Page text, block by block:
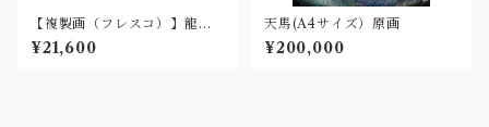
【複製画（フレスコ）】龍体
次元図(A4サイズ）パネル
¥21,600
天馬(A4サイズ）原画
¥200,000